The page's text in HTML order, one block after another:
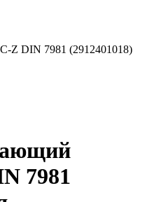
Z DIN 7981 (2912401018)
7981